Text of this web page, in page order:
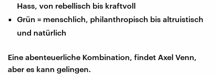
Hass, von rebellisch bis kraftvoll
Grün = menschlich, philanthropisch bis altruistisch
und natürlich
Eine abenteuerliche Kombination, findet Axel Venn,
aber es kann gelingen.